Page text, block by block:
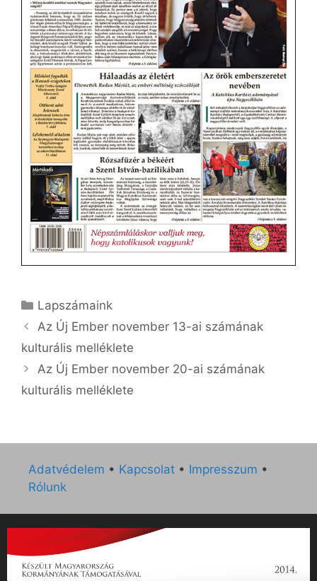
Kategória
Lapszámaink
Az Új Ember november 13-ai számának
kulturális melléklete
Az Új Ember november 20-ai számának
kulturális melléklete
Adatvédelem • Kapcsolat • Impresszum •
Rólunk